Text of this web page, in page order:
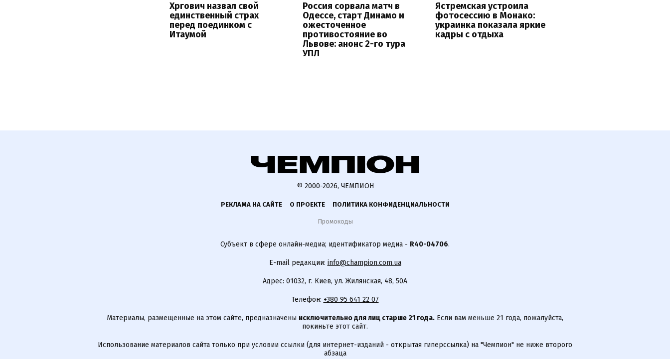
Хргович назвал свой
единственный страх
перед поединком с
Итаумой
Россия сорвала матч в
Одессе, старт Динамо и
ожесточенное
противостояние во
Львове: анонс 2-го тура
УПЛ
Ястремская устроила
фотосессию в Монако:
украинка показала яркие
кадры с отдыха
© 2000-2026, ЧЕМПИОН
РЕКЛАМА НА САЙТЕ О ПРОЕКТЕ ПОЛИТИКА КОНФИДЕНЦИАЛЬНОСТИ
Промокоды
Субъект в сфере онлайн-медиа; идентификатор медиа - R40-04706.
E-mail редакции: info@champion.com.ua
Адрес: 01032, г. Киев, ул. Жилянская, 48, 50А
Телефон: +380 95 641 22 07
Материалы, размещенные на этом сайте, предназначены исключительно для лиц старше 21 года. Если вам меньше 21 года, пожалуйста,
покиньте этот сайт.
Использование материалов сайта только при условии ссылки (для интернет-изданий - открытая гиперссылка) на "Чемпион" не ниже второго
абзаца